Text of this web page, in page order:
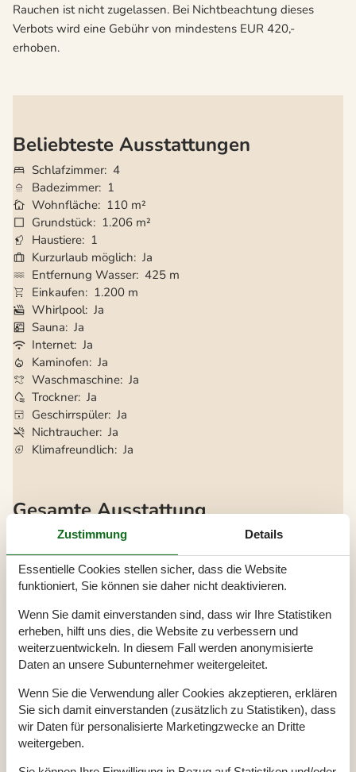
Rauchen ist nicht zugelassen. Bei Nichtbeachtung dieses
Verbots wird eine Gebühr von mindestens EUR 420,-
erhoben.
Beliebteste Ausstattungen
Schlafzimmer 4
Badezimmer 1
Wohnfläche 110 m²
Grundstück
1.206 m²
Haustiere 1
Kurzurlaub möglich Ja
Entfernung Wasser 425 m
Einkaufen
1.200 m
Whirlpool Ja
Sauna Ja
Internet Ja
Kaminofen Ja
Waschmaschine Ja
Trockner Ja
Geschirrspüler Ja
Nichtraucher Ja
Klimafreundlich Ja
Gesamte Ausstattung
Bitte beachten
Rauchen ist verboten
Draußen
Einlass 620 m
Geschlossene Terrasse 30 m²
Geschäft 1,2 km
Größe des Grundstücks 1206 m²
Meer 425 m
Parkplatz beim Haus
Schaukel
Terrasse 40 m²
Werkzeugschuppen
Einrichtung
Zustimmung Details
Essentielle Cookies stellen sicher, dass die Website
funktioniert, Sie können sie daher nicht deaktivieren.
Wenn Sie damit einverstanden sind, dass wir Ihre Statistiken
erheben, hilft uns dies, die Website zu verbessern und
weiterzuentwickeln. In diesem Fall werden anonymisierte
Daten an unsere Subunternehmer weitergeleitet.
Wenn Sie die Verwendung aller Cookies akzeptieren, erklären
Sie sich damit einverstanden (zusätzlich zu Statistiken), dass
wir Daten für personalisierte Marketingzwecke an Dritte
weitergeben.